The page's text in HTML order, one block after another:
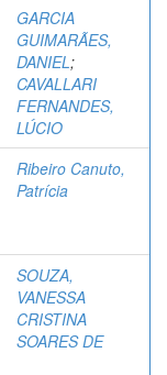
GARCIA
GUIMARÃES,
DANIEL;
CAVALLARI
FERNANDES,
LÚCIO
Ribeiro Canuto,
Patrícia
SOUZA,
VANESSA
CRISTINA
SOARES DE